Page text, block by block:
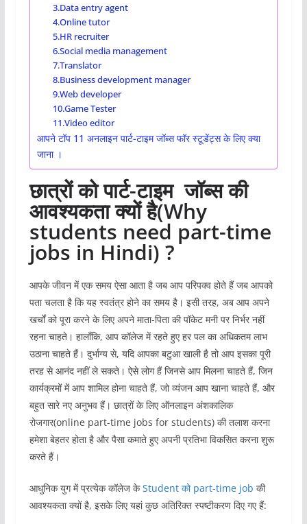
3.Data entry agent
4.Online tutor
5.HR recruiter
6.Social media management
7.Translator
8.Business development manager
9.Web developer
10.Game Tester
11.Video editor
आपने टॉप 11 अनलाइन पार्ट-टाइम जॉब्स फॉर स्टूडेंट्स के लिए क्या
जाना ।
छात्रों को पार्ट-टाइम जॉब्स की
आवश्यकता क्यों है(Why
students need part-time
jobs in Hindi) ?
आपके जीवन में एक समय ऐसा आता है जब आप परिपक्व होते हैं जब आपको
पता चलता है कि यह स्वतंत्र होने का समय है। इसी तरह, अब आप अपने
खर्चों को पूरा करने के लिए अपने माता-पिता की पॉकेट मनी पर निर्भर नहीं
रहना चाहते। हालाँकि, आप कॉलेज में रहते हुए हर पल का अधिकतम लाभ
उठाना चाहते हैं। दुर्भाग्य से, यदि आपका बटुआ खाली है तो आप इसका पूरी
तरह से आनंद नहीं ले सकते। ऐसे लोग हैं जिनसे आप मिलना चाहते हैं, जिन
कार्यक्रमों में आप शामिल होना चाहते हैं, जो व्यंजन आप खाना चाहते हैं, और
बहुत सारे नए अनुभव हैं। छात्रों के लिए ऑनलाइन अंशकालिक
रोजगार(online part-time jobs for students) की तलाश करना
हमेशा बेहतर होता है और पैसा कमाते हुए अपनी प्रतिभा विकसित करना शुरू
करते हैं।
आधुनिक युग में प्रत्येक कॉलेज केStudent को part-time job की
आवश्यकता क्यों है, इसके लिए यहां कुछ अतिरिक्त स्पष्टीकरण दिए गए हैं: